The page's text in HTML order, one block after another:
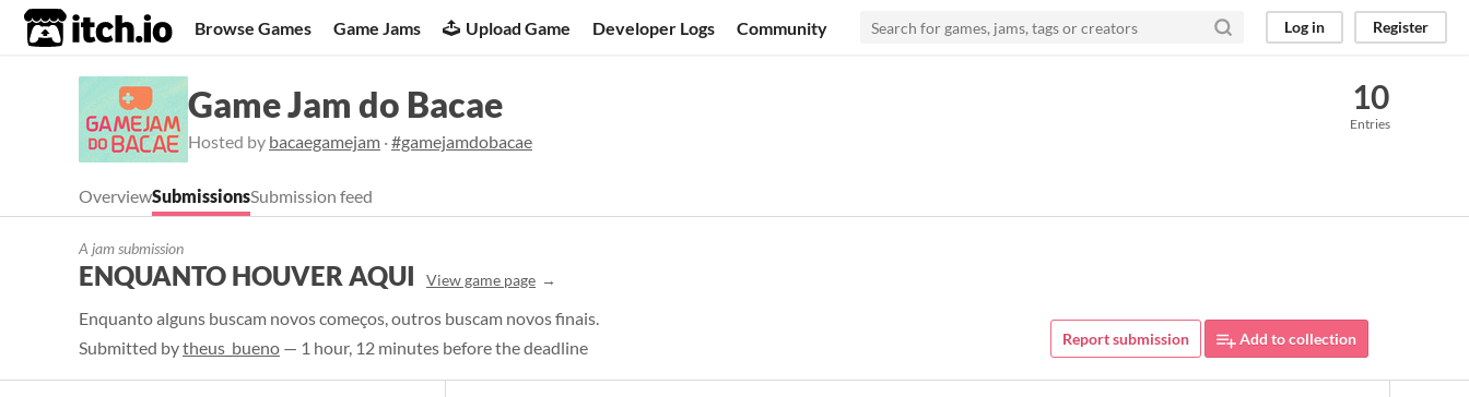
itch.io Browse Games Game Jams Upload Game Developer Logs Community Log in Register
Game Jam do Bacae
Hosted by bacaegamejam ·#gamejamdobacae
10
Entries
OverviewSubmissionsSubmission feed
A jam submission
ENQUANTO HOUVER AQUI View game page
Enquanto alguns buscam novos começos, outros buscam novos finais.
Submitted bytheus_bueno — 1 hour, 12 minutes before the deadline Report submission Add to collection